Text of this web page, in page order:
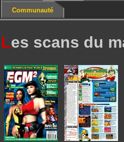
Communauté
Les scans du